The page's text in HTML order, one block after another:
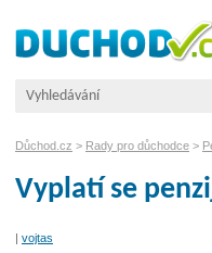
Důchod.cz > Rady pro důchodce >
Vyplatí se
vojtas